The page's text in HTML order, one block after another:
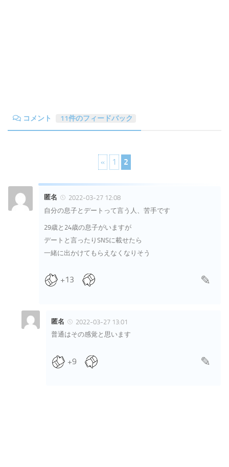
コメント 11件のフィードバック
« 1 2
匿名
2022-03-27 12:08
自分の息子とデートって言う人、苦手です
29歳と24歳の息子がいますが
デートと言ったりSNSに載せたら
一緒に出かけてもらえなくなりそう
+13
匿名
2022-03-27 13:01
普通はその感覚と思います
+9